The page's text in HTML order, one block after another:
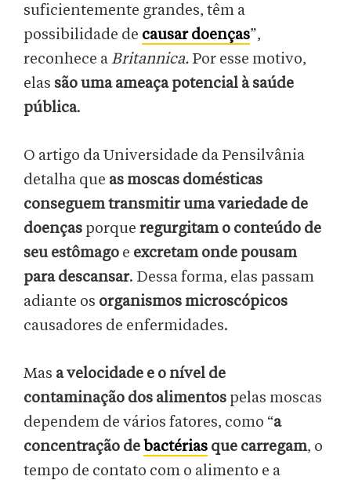
suficientemente grandes, têm a
possibilidade de causar doenças”,
reconhece aBritannica. Por esse motivo,
elas são uma ameaça potencial à saúde
pública.
O artigo da Universidade da Pensilvânia
detalha que as moscas domésticas
conseguem transmitir uma variedade de
doenças porque regurgitam o conteúdo de
seu estômago e excretam onde pousam
para descansar. Dessa forma, elas passam
adiante os organismos microscópicos
causadores de enfermidades.
Mas a velocidade e o nível de
contaminação dos alimentos pelas moscas
dependem de vários fatores, como “a
concentração de bactérias que carregam, o
tempo de contato com o alimento e a